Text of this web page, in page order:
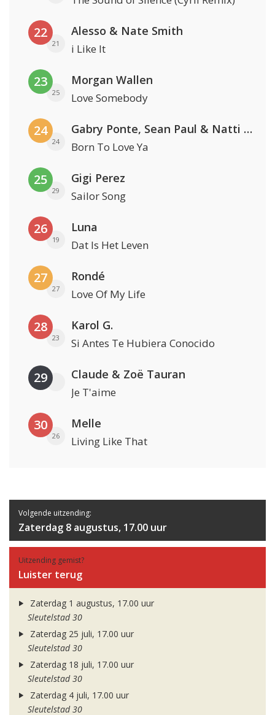
22
21
Alesso & Nate Smith
i Like It
23
25
Morgan Wallen
Love Somebody
24
24
Gabry Ponte, Sean Paul & Natti Natasha
Born To Love Ya
25
29
Gigi Perez
Sailor Song
26
19
Luna
Dat Is Het Leven
27
27
Rondé
Love Of My Life
28
23
Karol G.
Si Antes Te Hubiera Conocido
29 Claude & Zoë Tauran
Je T'aime
30
26
Melle
Living Like That
Volgende uitzending:
Zaterdag 8 augustus, 17.00 uur
Uitzending gemist?
Luister terug
Zaterdag 1 augustus, 17.00 uur
Sleutelstad 30
Zaterdag 25 juli, 17.00 uur
Sleutelstad 30
Zaterdag 18 juli, 17.00 uur
Sleutelstad 30
Zaterdag 4 juli, 17.00 uur
Sleutelstad 30